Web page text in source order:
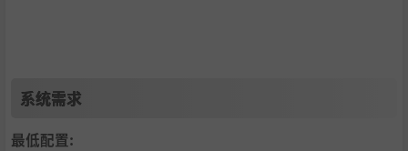
系统需求
最低配置: